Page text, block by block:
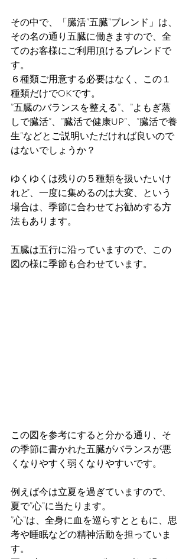
その中で、「臓活”五臓”ブレンド」は、
その名の通り五臓に働きますので、全
てのお客様にご利用頂けるブレンドで
す。
６種類ご用意する必要はなく、この１
種類だけでOKです。
”五臓のバランスを整える”、”よもぎ蒸
しで臓活”、”臓活で健康UP”、”臓活で養
生”などとご説明いただければ良いので
はないでしょうか？
ゆくゆくは残りの５種類を扱いたいけ
れど、一度に集めるのは大変、という
場合は、季節に合わせてお勧めする方
法もあります。
五臓は五行に沿っていますので、この
図の様に季節も合わせています。
この図を参考にすると分かる通り、そ
の季節に書かれた五臓がバランスが悪
くなりやすく弱くなりやすいです。
例えば今は立夏を過ぎていますので、
夏で”心”に当たります。
”心”は、全身に血を巡らすとともに、思
考や睡眠などの精神活動を担っていま
す。